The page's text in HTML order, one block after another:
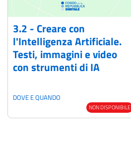
3.2 - Creare con
l'Intelligenza Artificiale.
Testi, immagini e video
con strumenti di IA
DOVE E QUANDO
NON DISPONIBILE